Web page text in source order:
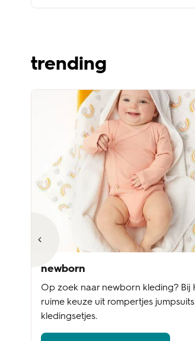
trending
newborn
Op zoek naar newborn kleding? Bij
ruime keuze uit rompertjes
kledingsetjes.